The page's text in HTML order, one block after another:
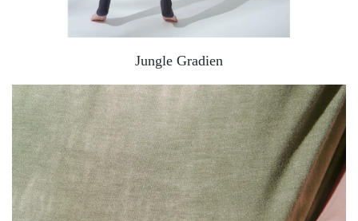
Jungle Gradien